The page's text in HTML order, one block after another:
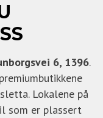
6, 1396.
Lokalene på
som er plassert